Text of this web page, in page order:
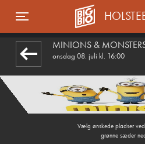
Toggle navigation
MINIONS &
onsdag 08. juli kl. 16:00
Vælg ønskede pladser
grønne sæder
1step-front02